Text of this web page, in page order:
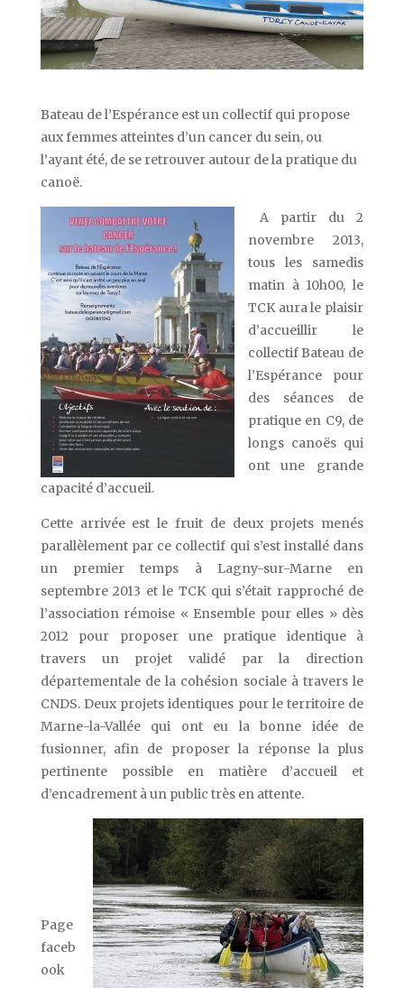
Bateau de l’Espérance est un collectif qui propose
aux femmes atteintes d’un cancer du sein, ou
l’ayant été, de se retrouver autour de la pratique du
canoë.
A partir du 2
novembre 2013,
tous les samedis
matin à 10h00, le
TCK aura le plaisir
d’accueillir le
collectif Bateau de
l’Espérance pour
des séances de
pratique en C9, de
longs canoës qui
ont une grande
capacité d’accueil.
Cette arrivée est le fruit de deux projets menés
parallèlement par ce collectif qui s’est installé dans
un premier temps à Lagny-sur-Marne en
septembre 2013 et le TCK qui s’était rapproché de
l’association rémoise « Ensemble pour elles » dès
2012 pour proposer une pratique identique à
travers un projet validé par la direction
départementale de la cohésion sociale à travers le
CNDS. Deux projets identiques pour le territoire de
Marne-la-Vallée qui ont eu la bonne idée de
fusionner, afin de proposer la réponse la plus
pertinente possible en matière d’accueil et
d’encadrement à un public très en attente.
Page
faceb
ook